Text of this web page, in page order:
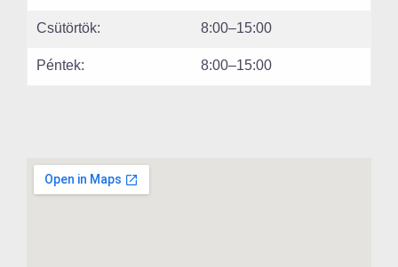
Csütörtök: 8:00–15:00
Péntek: 8:00–15:00